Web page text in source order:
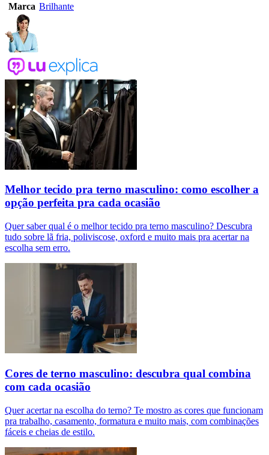
Marca Brilhante
Melhor tecido pra terno masculino: como escolher a
opção perfeita pra cada ocasião
Quer saber qual é o melhor tecido pra terno masculino? Descubra
tudo sobre lã fria, poliviscose, oxford e muito mais pra acertar na
escolha sem erro.
Cores de terno masculino: descubra qual combina
com cada ocasião
Quer acertar na escolha do terno? Te mostro as cores que funcionam
pra trabalho, casamento, formatura e muito mais, com combinações
fáceis e cheias de estilo.